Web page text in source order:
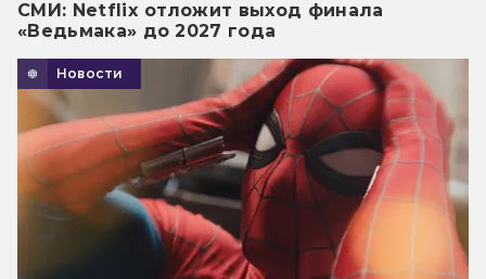
СМИ: Netflix отложит выход финала
«Ведьмака» до 2027 года
Новости